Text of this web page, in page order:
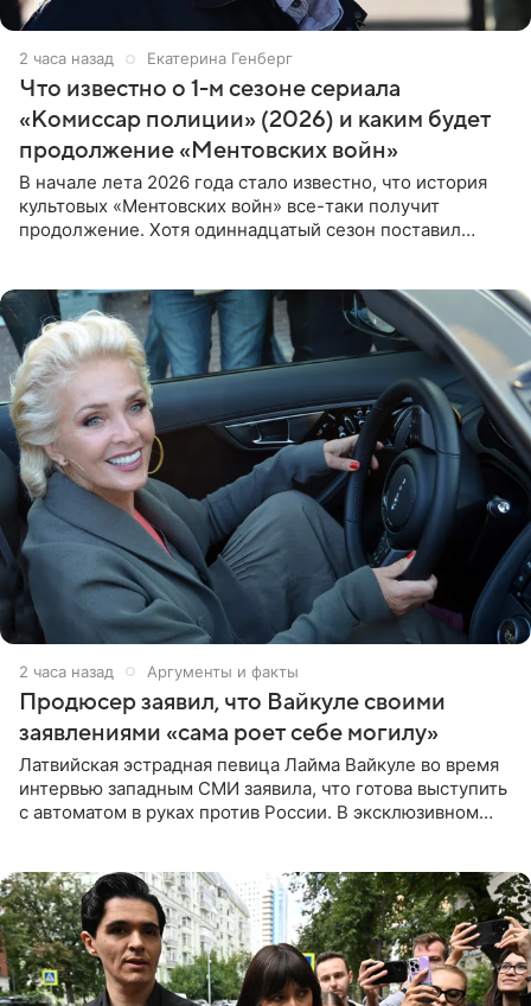
2 часа назад Екатерина Генберг
Что известно о 1-м сезоне сериала
«Комиссар полиции» (2026) и каким будет
продолжение «Ментовских войн»
В начале лета 2026 года стало известно, что история
культовых «Ментовских войн» все-таки получит
продолжение. Хотя одиннадцатый сезон поставил
2 часа назад Аргументы и факты
Продюсер заявил, что Вайкуле своими
заявлениями «сама роет себе могилу»
Латвийская эстрадная певица Лайма Вайкуле во время
интервью западным СМИ заявила, что готова выступить
с автоматом в руках против России. В эксклюзивном